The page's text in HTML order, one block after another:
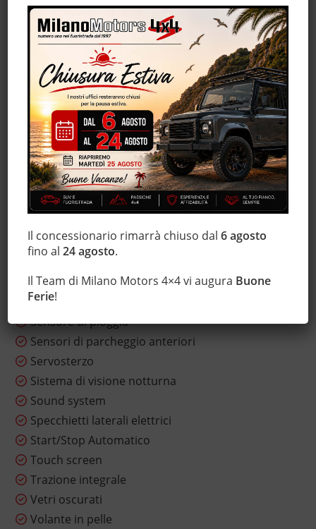
Filtro antiparticolato
Frenata d'emergenza assistita
Hill holder
Immobilizzatore elettronico
Interni in pelle
Isofix
Lettore CD
Leve al volante
Luci diurne
Marmitta catalitica
Monitoraggio pressione pneumatici
Park Distance Control
Regolazione elettrica sedili
Sedile posteriore sdoppiato
Sensore di luce
Sensore di pioggia
Sensori di parcheggio anteriori
Servosterzo
Sistema di visione notturna
Sound system
Specchietti laterali elettrici
Start/Stop Automatico
Touch screen
Trazione integrale
Vetri oscurati
Volante in pelle
Il concessionario rimarrà chiuso dal6 agosto
fino al24 agosto.
Il Team di Milano Motors 4×4 vi augura Buone
Ferie!